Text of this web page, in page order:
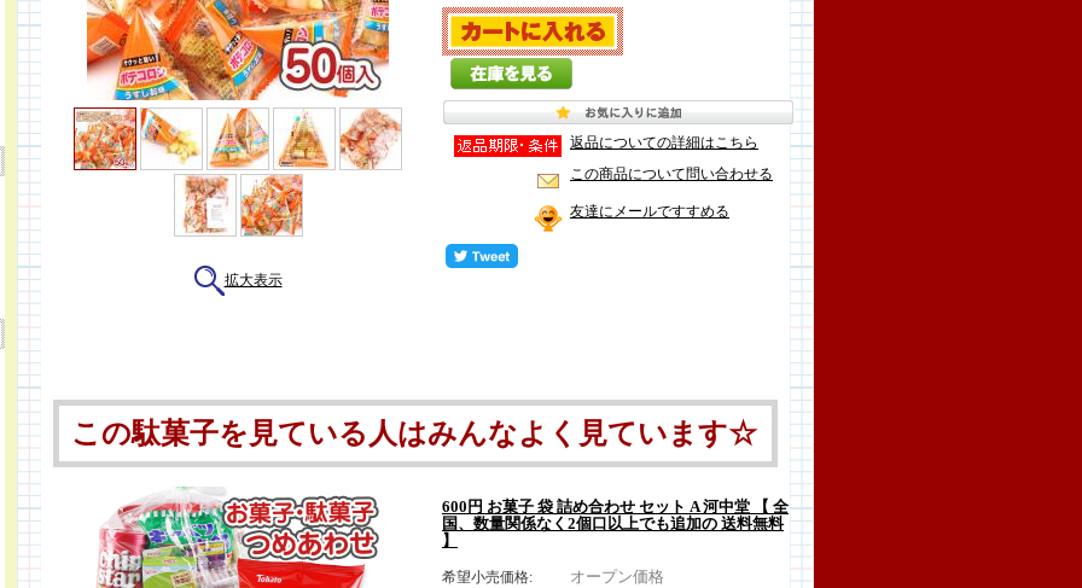
拡大表示
返品についての詳細はこちら
この商品について問い合わせる
友達にメールですすめる
この駄菓子を見ている人はみんなよく見ています☆
600円 お菓子 袋 詰め合わせ セット A 河中堂 【 全
国、数量関係なく2個口以上でも追加の 送料無料
】
希望小売価格: オープン価格